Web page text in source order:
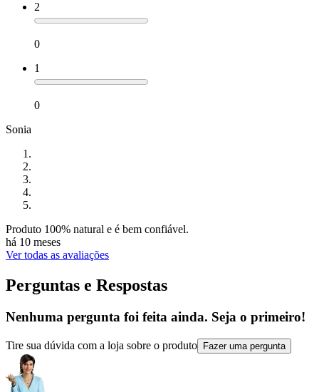
2
0
1
0
Sonia
Produto 100% natural e é bem confiável.
há 10 meses
Ver todas as avaliações
Perguntas e Respostas
Nenhuma pergunta foi feita ainda. Seja o primeiro!
Tire sua dúvida com a loja sobre o produto Fazer uma pergunta